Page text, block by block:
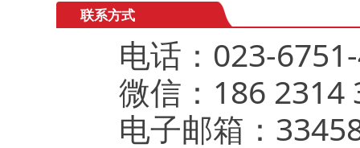
联系方式
电话：023-6751-
微信：186 2314
电子邮箱：